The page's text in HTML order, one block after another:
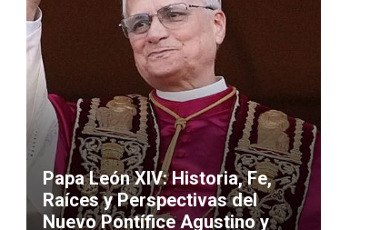
Papa León XIV: Historia, Fe,
Raíces y Perspectivas del
Nuevo Pontífice Agustino y